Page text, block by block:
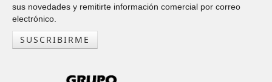
sus novedades y remitirte información comercial por correo
electrónico.
SUSCRIBIRME